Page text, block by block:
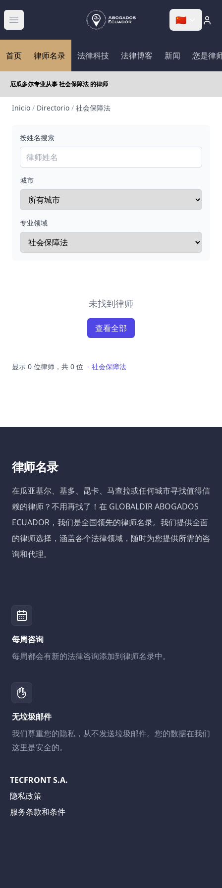
Abrir menú 🇨🇳
首页 律师名录 法律科技 法律博客 新闻 您是律
厄瓜多尔专业从事 社会保障法 的律师
Inicio / Directorio / 社会保障法
按姓名搜索
城市
专业领域
未找到律师
查看全部
显示 0 位律师，共 0 位 - 社会保障法
律师名录
在瓜亚基尔、基多、昆卡、马查拉或任何城市寻找值得信
赖的律师？不用再找了！在 GLOBALDIR ABOGADOS
ECUADOR，我们是全国领先的律师名录。我们提供全面
的律师选择，涵盖各个法律领域，随时为您提供所需的咨
询和代理。
每周咨询
每周都会有新的法律咨询添加到律师名录中。
无垃圾邮件
我们尊重您的隐私，从不发送垃圾邮件。您的数据在我们
这里是安全的。
TECFRONT S.A.
隐私政策
服务条款和条件